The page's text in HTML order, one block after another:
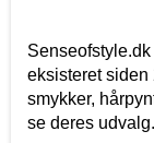
eksisteret siden
smykker,
se deres udvalg.